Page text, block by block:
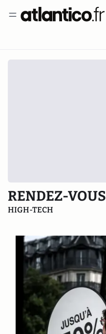
RENDEZ-VOUS
HIGH-TECH